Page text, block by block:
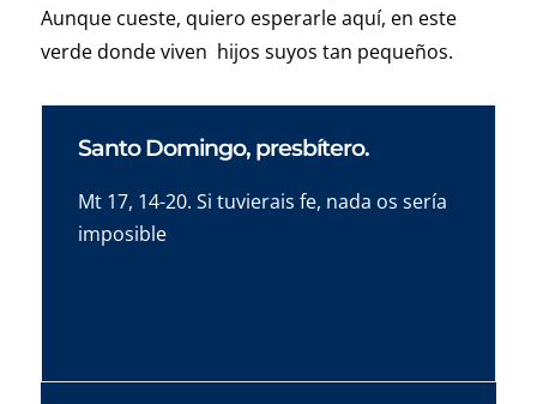
Aunque cueste, quiero esperarle aquí, en este
verde donde viven hijos suyos tan pequeños.
Santo Domingo, presbítero.
Mt 17, 14-20. Si tuvierais fe, nada os sería
imposible